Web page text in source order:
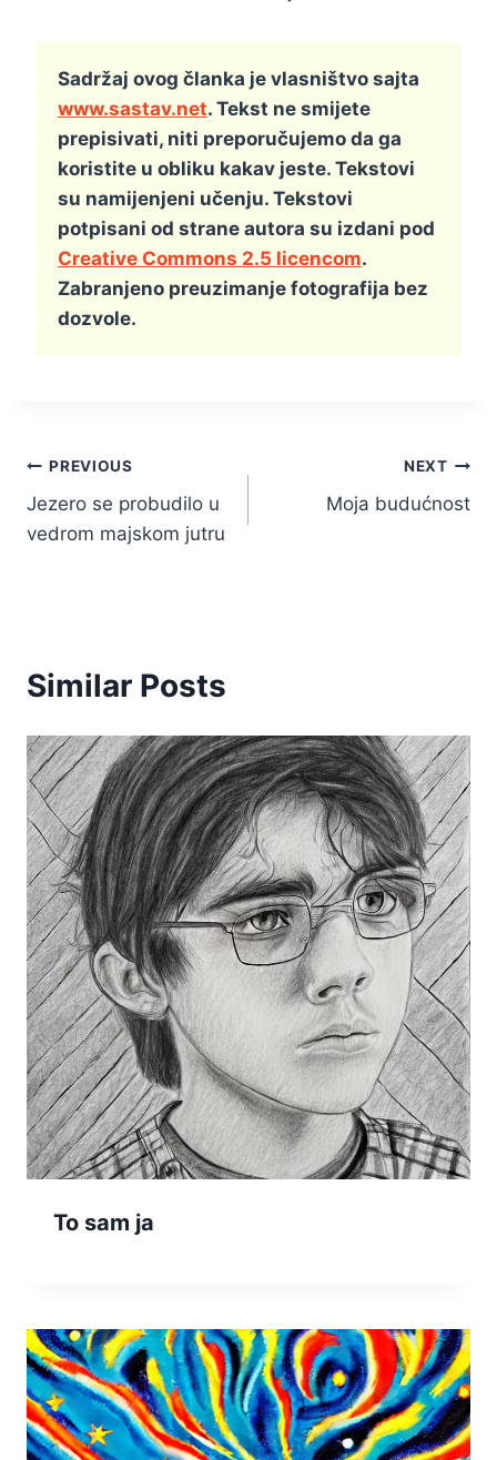
Sadržaj ovog članka je vlasništvo sajta
www.sastav.net. Tekst ne smijete
prepisivati, niti preporučujemo da ga
koristite u obliku kakav jeste. Tekstovi
su namijenjeni učenju. Tekstovi
potpisani od strane autora su izdani pod
Creative Commons 2.5 licencom.
Zabranjeno preuzimanje fotografija bez
dozvole.
Kretanje
članka
PREVIOUS
Jezero se probudilo u
vedrom majskom jutru
NEXT
Moja budućnost
Similar Posts
To sam ja